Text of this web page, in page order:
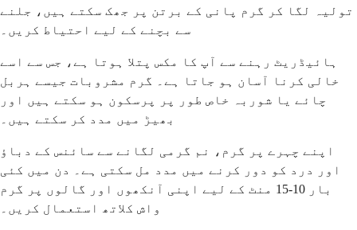
تولیہ لگا کر گرم پانی کے برتن پر جھک سکتے ہیں، جلنے
سے بچنے کے لیے احتیاط کریں۔
ہائیڈریٹ رہنے سے آپ کا مکس پتلا ہوتا ہے، جس سے اسے
خالی کرنا آسان ہو جاتا ہے۔ گرم مشروبات جیسے ہربل
چائے یا شوربہ خاص طور پر پرسکون ہو سکتے ہیں اور
بھیڑ میں مدد کر سکتے ہیں۔
اپنے چہرے پر گرم، نم گرمی لگانے سے سائنس کے دباؤ
اور درد کو دور کرنے میں مدد مل سکتی ہے۔ دن میں کئی
بار 10-15 منٹ کے لیے اپنی آنکھوں اور گالوں پر گرم
واش کلاتھ استعمال کریں۔